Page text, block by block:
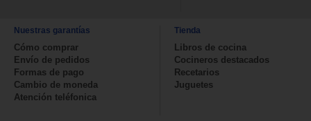
Nuestras garantías
Cómo comprar
Envío de pedidos
Formas de pago
Cambio de moneda
Atención teléfonica
Tienda
Libros de cocina
Cocineros destacados
Recetarios
Juguetes